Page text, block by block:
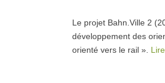
Le projet Bahn.Ville 2
développement des
orienté vers le rail ».